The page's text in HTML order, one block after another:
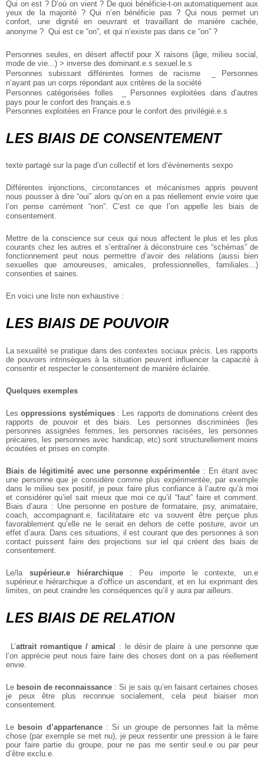
Qui on est ? D’où on vient ? De quoi bénéficie-t-on automatiquement aux
yeux de la majorité ? Qui n’en bénéficie pas ? Qui nous permet un
confort, une dignité en oeuvrant et travaillant de manière cachée,
anonyme ? Qui est ce “on”, et qui n’existe pas dans ce “on” ?
Personnes seules, en désert affectif pour X raisons (âge, milieu social,
mode de vie...) > inverse des dominant.e.s sexuel.le.s
Personnes subissant différentes formes de racisme _ Personnes
n’ayant pas un corps répondant aux critères de la société
Personnes catégorisées folles _ Personnes exploitées dans d’autres
pays pour le confort des français.e.s
Personnes exploitées en France pour le confort des privilégié.e.s
LES BIAIS DE CONSENTEMENT
texte partagé sur la page d’un collectif et lors d’évènements sexpo
Différentes injonctions, circonstances et mécanismes appris peuvent
nous pousser à dire “oui” alors qu’on en a pas réellement envie voire que
l’on pense carrément “non”. C’est ce que l’on appelle les biais de
consentement.
Mettre de la conscience sur ceux qui nous affectent le plus et les plus
courants chez les autres et s’entraîner à déconstruire ces “schémas” de
fonctionnement peut nous permettre d’avoir des relations (aussi bien
sexuelles que amoureuses, amicales, professionnelles, familiales...)
consenties et saines.
En voici une liste non exhaustive :
LES BIAIS DE POUVOIR
La sexualité se pratique dans des contextes sociaux précis. Les rapports
de pouvoirs intrinsèques à la situation peuvent influencer la capacité à
consentir et respecter le consentement de manière éclairée.
Quelques exemples
Lesoppressions systémiques: Les rapports de dominations créent des
rapports de pouvoir et des biais. Les personnes discriminées (les
personnes assignées femmes, les personnes racisées, les personnes
précaires, les personnes avec handicap, etc) sont structurellement moins
écoutées et prises en compte.
Biais de légitimité avec une personne expérimentée : En étant avec
une personne que je considère comme plus expérimentée, par exemple
dans le milieu sex positif, je peux faire plus confiance à l’autre qu’à moi
et considérer qu’iel sait mieux que moi ce qu’il “faut” faire et comment.
Biais d’aura : Une personne en posture de formataire, psy, animataire,
coach, accompagnant.e, facilitataire etc va souvent être perçue plus
favorablement qu’elle ne le serait en dehors de cette posture, avoir un
effet d’aura. Dans ces situations, il est courant que des personnes à son
contact puissent faire des projections sur iel qui créent des biais de
consentement.
Le/la supérieur.e hiérarchique: Peu importe le contexte, un.e
supérieur.e hiérarchique a d’office un ascendant, et en lui exprimant des
limites, on peut craindre les conséquences qu’il y aura par ailleurs.
LES BIAIS DE RELATION
L’attrait romantique / amical
: le désir de plaire à une personne que
l’on apprécie peut nous faire faire des choses dont on a pas réellement
envie.
Le besoin de reconnaissance : Si je sais qu’en faisant certaines choses
je peux être plus reconnue socialement, cela peut biaiser mon
consentement.
Le besoin d’appartenance: Si un groupe de personnes fait la même
chose (par exemple se met nu), je peux ressentir une pression à le faire
pour faire partie du groupe, pour ne pas me sentir seul.e ou par peur
d’être exclu.e.